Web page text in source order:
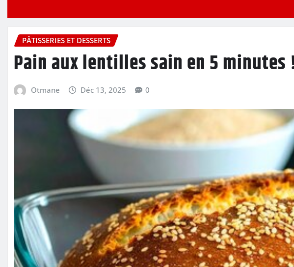
PÂTISSERIES ET DESSERTS
Pain aux lentilles sain en 5
Otmane Déc 13, 2025 0